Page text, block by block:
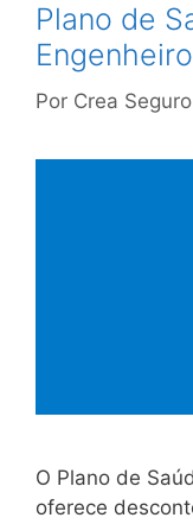
Plano de
Por Crea
O Plano de
oferece